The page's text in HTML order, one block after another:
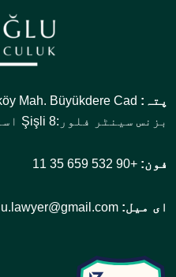
پتہ:
بزنس سینٹر فلور:8 Şişli استنبول
فون: +90 532 659 35 11
ای میل: